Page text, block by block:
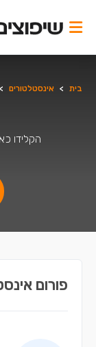
בית > אינסטלטורים >
הקלידו
פורום